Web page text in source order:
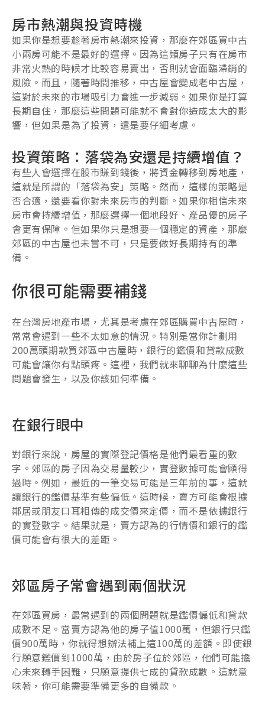
房市熱潮與投資時機
如果你是想要趁著房市熱潮來投資，那麼在郊區買中古
小兩房可能不是最好的選擇。因為這類房子只有在房市
非常火熱的時候才比較容易賣出，否則就會面臨滯銷的
風險。而且，隨著時間推移，中古屋會變成老中古屋，
這對於未來的市場吸引力會進一步減弱。如果你是打算
長期自住，那麼這些問題可能就不會對你造成太大的影
響，但如果是為了投資，還是要仔細考慮。
投資策略：落袋為安還是持續增值？
有些人會選擇在股市賺到錢後，將資金轉移到房地產，
這就是所謂的「落袋為安」策略。然而，這樣的策略是
否合適，還要看你對未來房市的判斷。如果你相信未來
房市會持續增值，那麼選擇一個地段好、產品優的房子
會更有保障。但如果你只是想要一個穩定的資產，那麼
郊區的中古屋也未嘗不可，只是要做好長期持有的準
備。
你很可能需要補錢
在台灣房地產市場，尤其是考慮在郊區購買中古屋時，
常常會遇到一些不太如意的情況。特別是當你計劃用
200萬頭期款買郊區中古屋時，銀行的鑑價和貸款成數
可能會讓你有點頭疼。這裡，我們就來聊聊為什麼這些
問題會發生，以及你該如何準備。
在銀行眼中
對銀行來說，房屋的實際登記價格是他們最看重的數
字。郊區的房子因為交易量較少，實登數據可能會顯得
過時。例如，最近的一筆交易可能是三年前的事，這就
讓銀行的鑑價基準有些偏低。這時候，賣方可能會根據
鄰居或朋友口耳相傳的成交價來定價，而不是依據銀行
的實登數字。結果就是，賣方認為的行情價和銀行的鑑
價可能會有很大的差距。
郊區房子常會遇到兩個狀況
在郊區買房，最常遇到的兩個問題就是鑑價偏低和貸款
成數不足。當賣方認為他的房子值1000萬，但銀行只鑑
價900萬時，你就得想辦法補上這100萬的差額。即使銀
行願意鑑價到1000萬，由於房子位於郊區，他們可能擔
心未來轉手困難，只願意提供七成的貸款成數。這就意
味著，你可能需要準備更多的自備款。